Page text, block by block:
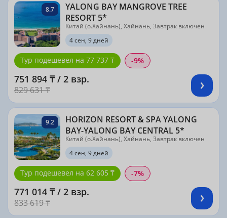
8.7
YALONG BAY MANGROVE TREE
RESORT 5*
Китай (о.Хайнань), Хайнань, Завтрак включен
4 сен, 9 дней
Тур подешевел на 77 737 ₸ -9%
751 894 ₸ / 2 взр.
829 631 ₸
9.2
HORIZON RESORT & SPA YALONG
BAY-YALONG BAY CENTRAL 5*
Китай (о.Хайнань), Хайнань, Завтрак включен
4 сен, 9 дней
Тур подешевел на 62 605 ₸ -7%
771 014 ₸ / 2 взр.
833 619 ₸